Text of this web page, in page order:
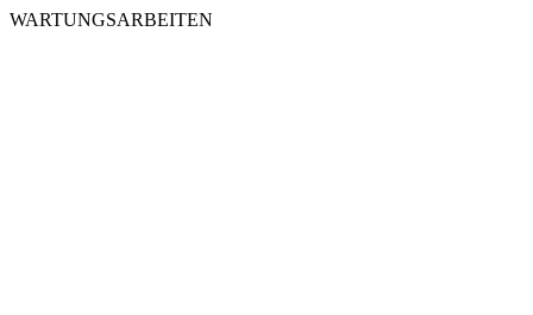
WARTUNGSARBEITEN